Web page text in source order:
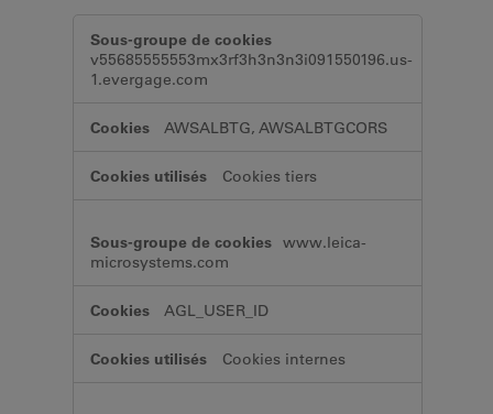
de
fonctionnalité
v55685555553mx3rf3h3n3n3i091550196.us-
1.evergage.com
AWSALBTG, AWSALBTGCORS
Cookies tiers
www.leica-
microsystems.com
AGL_USER_ID
Cookies internes